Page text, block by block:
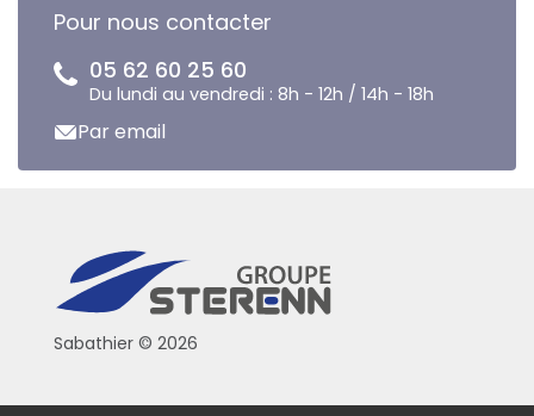
Pour nous contacter
05 62 60 25 60
Du lundi au vendredi : 8h - 12h / 14h - 18h
Par email
Sabathier © 2026